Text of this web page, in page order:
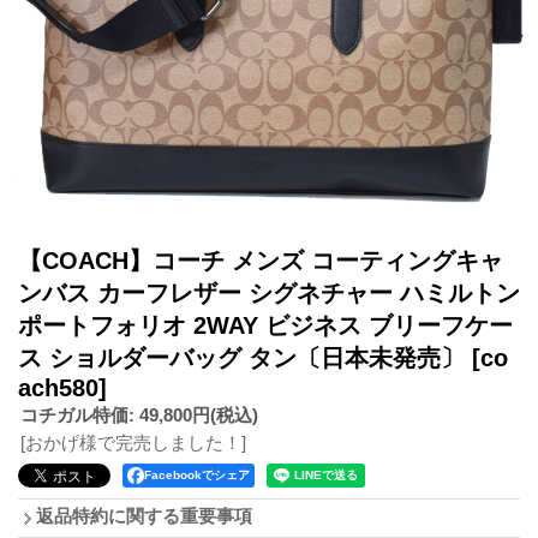
【COACH】コーチ メンズ コーティングキャ
ンバス カーフレザー シグネチャー ハミルトン
ポートフォリオ 2WAY ビジネス ブリーフケー
ス ショルダーバッグ タン〔日本未発売〕 [co
ach580]
コチガル特価: 49,800円(税込)
[おかげ様で完売しました！]
Facebookでシェア
返品特約に関する重要事項